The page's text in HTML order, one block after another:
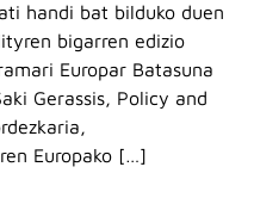
handi bat bilduko duen
bigarren edizio
Europar Batasuna
Gerassis, Policy and
Europako […]